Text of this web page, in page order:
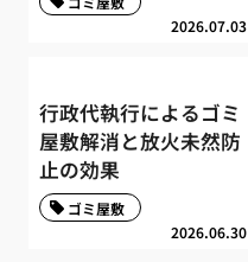
2026.07.03
行政代執行によるゴミ
屋敷解消と放火未然防
止の効果
2026.06.30
ゴミ屋敷